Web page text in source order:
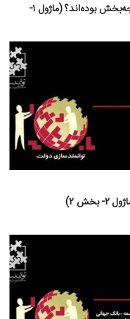
تلاش‌های شما چقدر نتیجه‌بخش بوده‌اند؟ (ماژول ۱-
۲)